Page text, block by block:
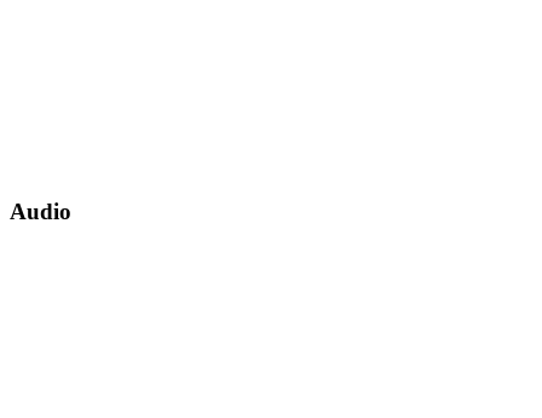
Audio